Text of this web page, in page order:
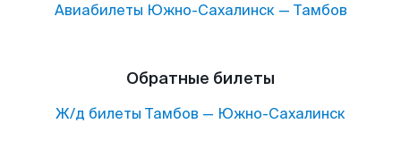
Авиабилеты Южно-Сахалинск— Тамбов
Обратные билеты
Ж/д билеты Тамбов — Южно-Сахалинск